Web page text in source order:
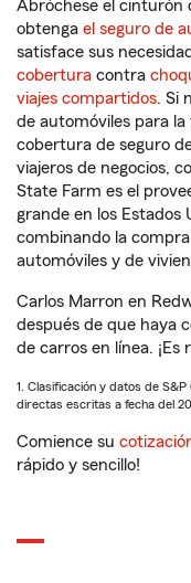
Abróchese el cinturón
obtenga el seguro de
satisface sus
cobertura contra
viajes compartidos. Si
de automóviles para
cobertura de seguro
viajeros de negocios,
State Farm es el
grande en los Estados
combinando la
automóviles y de
Carlos Marron en
después de que haya
de carros en línea. ¡Es
1. Clasificación y datos de
directas escritas a fecha del
Comience su
rápido y sencillo!